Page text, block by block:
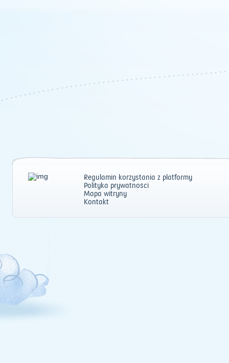
Regulamin korzystania z platformy
Polityka prywatności
Mapa witryny
Kontakt